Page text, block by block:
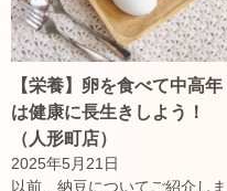
【栄養】卵を食べて中高年
は健康に長生きしよう！
（人形町店）
2025年5月21日
以前、納豆についてご紹介しま